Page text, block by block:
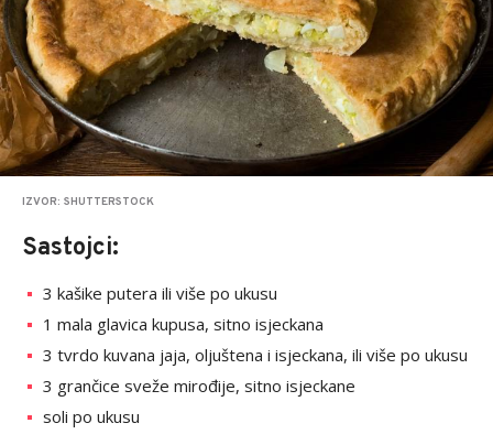
IZVOR: SHUTTERSTOCK
Sastojci:
3 kašike putera ili više po ukusu
1 mala glavica kupusa, sitno isjeckana
3 tvrdo kuvana jaja, oljuštena i isjeckana, ili više po ukusu
3 grančice sveže mirođije, sitno isjeckane
soli po ukusu